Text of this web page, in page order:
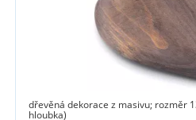
dřevěná dekorace z masivu; rozměr
hloubka)